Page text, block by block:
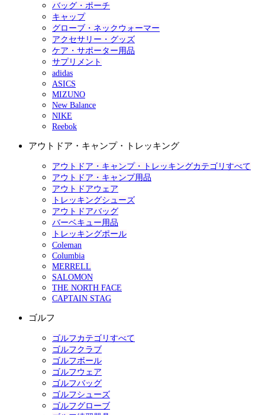
バッグ・ポーチ
キャップ
グローブ・ネックウォーマー
アクセサリー・グッズ
ケア・サポーター用品
サプリメント
adidas
ASICS
MIZUNO
New Balance
NIKE
Reebok
アウトドア・キャンプ・トレッキング
アウトドア・キャンプ・トレッキングカテゴリすべて
アウトドア・キャンプ用品
アウトドアウェア
トレッキングシューズ
アウトドアバッグ
バーベキュー用品
トレッキングポール
Coleman
Columbia
MERRELL
SALOMON
THE NORTH FACE
CAPTAIN STAG
ゴルフ
ゴルフカテゴリすべて
ゴルフクラブ
ゴルフボール
ゴルフウェア
ゴルフバッグ
ゴルフシューズ
ゴルフグローブ